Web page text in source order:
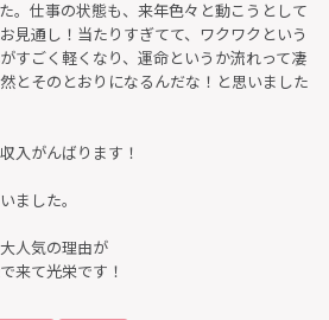
。仕事の状態も、来年色々と動こうとして
見通し！当たりすぎてて、ワクワクという
すごく軽くなり、運命というか流れって凄
とそのとおりになるんだな！と思いました
入がんばります！
ました。
人気の理由が
来て光栄です！